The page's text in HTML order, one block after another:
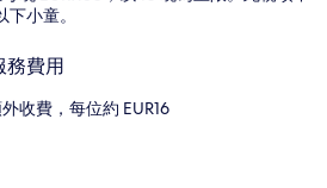
小童。
務費用
收費，每位約 EUR16